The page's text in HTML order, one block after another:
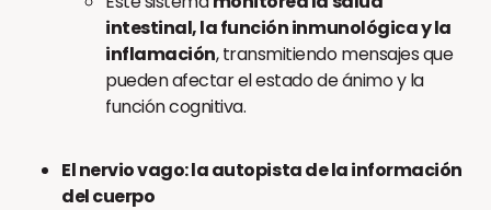
intestinal, la función inmunológica y la
inflamación, transmitiendo mensajes que
pueden afectar el estado de ánimo y la
función cognitiva.
El nervio vago: la autopista de la información
del cuerpo